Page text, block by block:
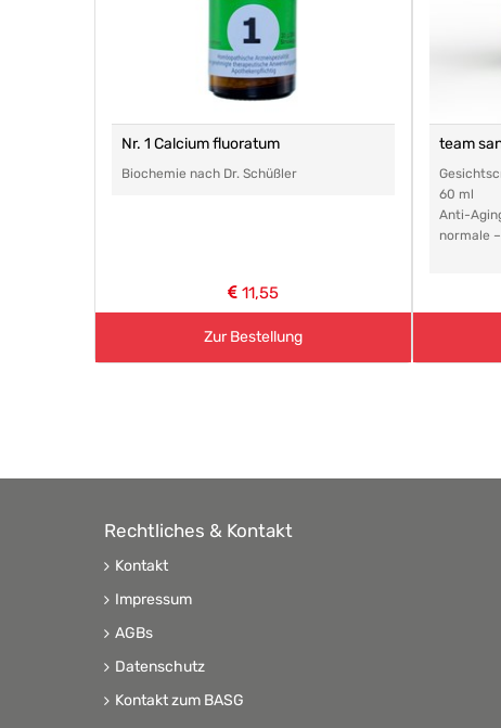
Nr. 1 Calcium fluoratum
Biochemie nach Dr. Schüßler
11,55
Zur Bestellung
team
60 ml
Anti-
normale
Rechtliches & Kontakt
Kontakt
Impressum
AGBs
Datenschutz
Kontakt zum BASG